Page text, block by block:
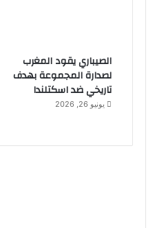
الصيباري يقود المغرب
لصدارة المجموعة بهدف
تاريخي ضد اسكتلندا
يونيو 26, 2026